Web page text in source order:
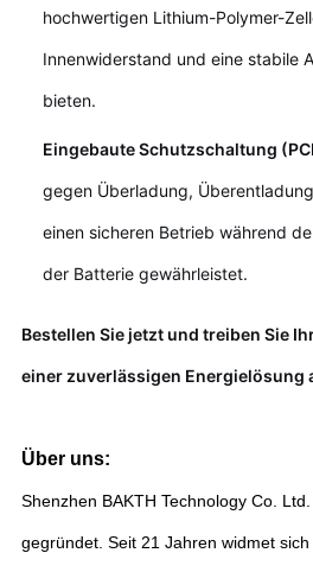
hochwertigen Lithium-Polymer-
Innenwiderstand und eine stabile
bieten.
Eingebaute Schutzschaltung
gegen Überladung,
einen sicheren Betrieb während
der Batterie gewährleistet.
Bestellen Sie jetzt und treiben Sie
einer zuverlässigen Energielösung
Über uns:
Shenzhen BAKTH Technology Co.
gegründet. Seit 21 Jahren widmet